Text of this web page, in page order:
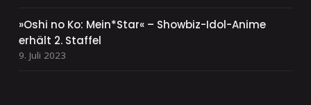
»Oshi no Ko: Mein*Star« – Showbiz-Idol-Anime
erhält 2. Staffel
9. Juli 2023